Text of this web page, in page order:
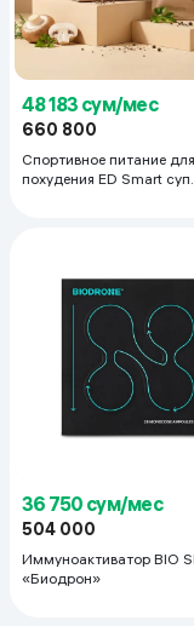
48 183 сум/мес
660 800
Спортивное питание для
похудения ED Smart суп
36 750 сум/мес
504 000
Иммуноактиватор BIO
«Биодрон»